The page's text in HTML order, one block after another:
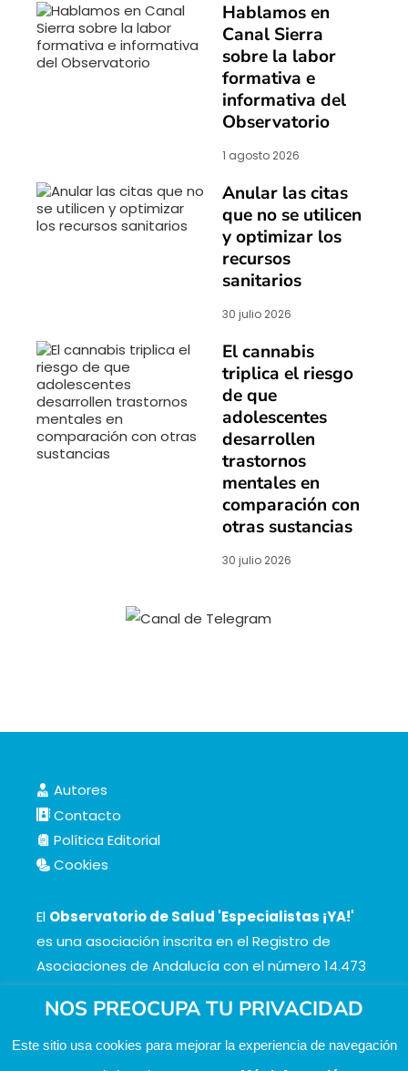
Hablamos en
Canal Sierra
sobre la labor
formativa e
informativa del
Observatorio
1 agosto 2026
Anular las citas
que no se utilicen
y optimizar los
recursos
sanitarios
30 julio 2026
El cannabis
triplica el riesgo
de que
adolescentes
desarrollen
trastornos
mentales en
comparación con
otras sustancias
30 julio 2026
Autores
Contacto
Política Editorial
Cookies
El Observatorio de Salud 'Especialistas ¡YA!'
es una asociación inscrita en el Registro de
Asociaciones de Andalucía con el número 14.473
de la sección 1 con estosEstatutos
NOS PREOCUPA TU PRIVACIDAD
Este sitio usa cookies para mejorar la experiencia de navegación